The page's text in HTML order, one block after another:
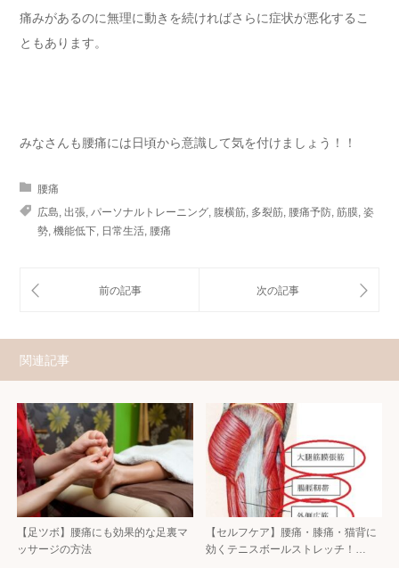
痛みがあるのに無理に動きを続ければさらに症状が悪化するこ
ともあります。
みなさんも腰痛には日頃から意識して気を付けましょう！！
腰痛
広島, 出張, パーソナルトレーニング, 腹横筋, 多裂筋, 腰痛予防, 筋膜, 姿
勢, 機能低下, 日常生活, 腰痛
関連記事
【足ツボ】腰痛にも効果的な足裏マ
ッサージの方法
【セルフケア】腰痛・膝痛・猫背に
効くテニスボールストレッチ！…